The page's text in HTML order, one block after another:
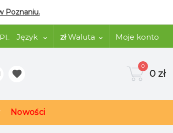
Poznaniu.
Język zł Waluta Moje konto
0
0 zł
Nowości